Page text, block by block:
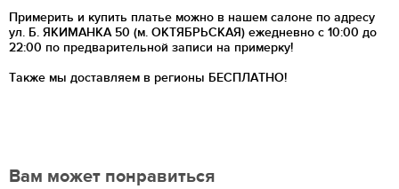
Примерить и купить платье можно в нашем салоне по адресу
ул. Б. ЯКИМАНКА 50 (м. ОКТЯБРЬСКАЯ) ежедневно с 10:00 до
22:00 по предварительной записи на примерку!
Также мы доставляем в регионы БЕСПЛАТНО!
Вам может понравиться